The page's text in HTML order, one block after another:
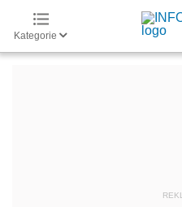
Kategorie